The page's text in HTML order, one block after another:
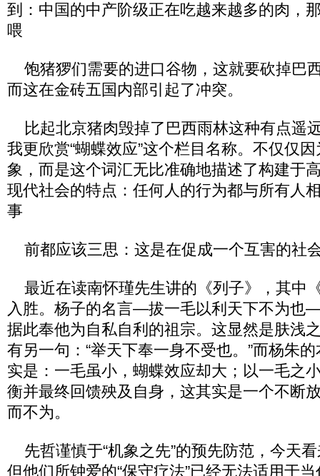
到：中国的中产阶级正在吃越来越多的肉，
喂
饱猪猡们需要的进口谷物，这就要砍掉巴
而这在金砖五国内部引起了冲突。
比起北京猪肉毁掉了巴西雨林这种有点遥
我更欣赏“蝴蝶效应”这个栏目名称。不仅仅因
象，而是这个词汇无比准确地描述了构建于
现代社会的特点：任何人的行为都与所有人
事
前都应该三思：这是在促成一个互害的社
最近在读南怀瑾先生讲的《列子》，其中
入胜。杨子的名言—拔一毛以利天下不为也
据此奉他为自私自利的祖宗。这显然是肤浅
有另一句：“举天下奉一身不受也。”而杨朱
实是：一毛虽小，蝴蝶效应却大；以一毛之
衡并最终回馈殃及自身，这其实是一个不断
而不为。
先哲谨慎于“机象之先”的预先防范，今天
但他们所钟爱的“保守疗法”已经无法适用于